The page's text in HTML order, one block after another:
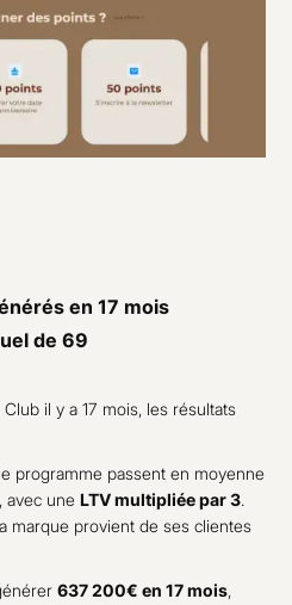
en 17 mois
de 69
il y a 17 mois, les résultats
programme passent en moyenne
, avec uneLTV multipliée par 3.
marque provient de ses clientes
637 200€ en 17 mois,